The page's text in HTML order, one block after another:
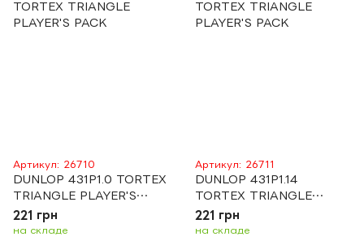
Артикул: 26710
DUNLOP 431P1.0 TORTEX
TRIANGLE PLAYER'S
PACK
221 грн
на складе
Артикул: 26711
DUNLOP 431P1.14
TORTEX TRIANGLE
PLAYER'S PACK
221 грн
на складе